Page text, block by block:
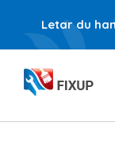
Letar du